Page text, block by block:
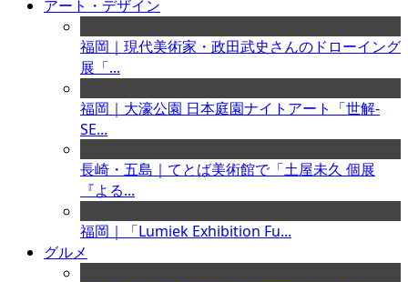
アート・デザイン
福岡｜現代美術家・政田武史さんのドローイング
展「...
福岡｜大濠公園 日本庭園ナイトアート「世解-
SE...
長崎・五島｜てとば美術館で「土屋未久 個展
『よる...
福岡｜「Lumiek Exhibition Fu...
グルメ